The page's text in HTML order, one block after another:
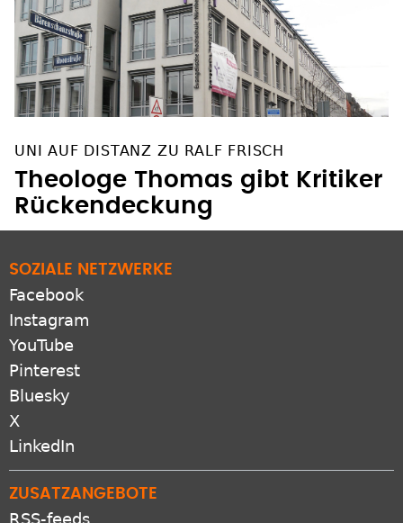
UNI AUF DISTANZ ZU RALF FRISCH
Theologe Thomas gibt Kritiker
Rückendeckung
SOZIALE NETZWERKE
Facebook
Instagram
YouTube
Pinterest
Bluesky
X
LinkedIn
ZUSATZANGEBOTE